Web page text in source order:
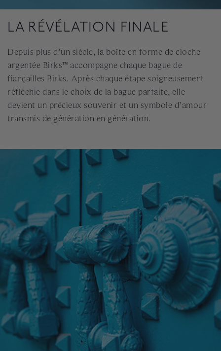
LA RÉVÉLATION FINALE
Depuis plus d’un siècle, la boîte en forme de cloche
argentée Birks™ accompagne chaque bague de
fiançailles Birks. Après chaque étape soigneusement
réfléchie dans le choix de la bague parfaite, elle
devient un précieux souvenir et un symbole d’amour
transmis de génération en génération.